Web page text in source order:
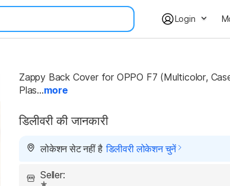
Login
Zappy Back Cover for OPPO F7 (Multicolor,
Plas...more
डिलीवरी की जानकारी
लोकेशन सेट नहीं है डिलीवरी लोकेशन चुनें
Seller: